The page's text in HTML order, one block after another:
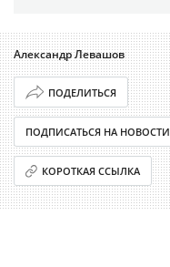
Александр Левашов
ПОДЕЛИТЬСЯ
ПОДПИСАТЬСЯ НА НОВОСТИ
КОРОТКАЯ ССЫЛКА